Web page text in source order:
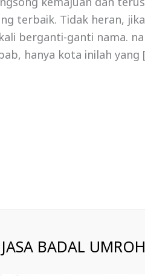
kemajuan dan
terbaik. Tidak heran,
berganti-ganti nama.
hanya kota inilah yang
JASA BADAL UMROH